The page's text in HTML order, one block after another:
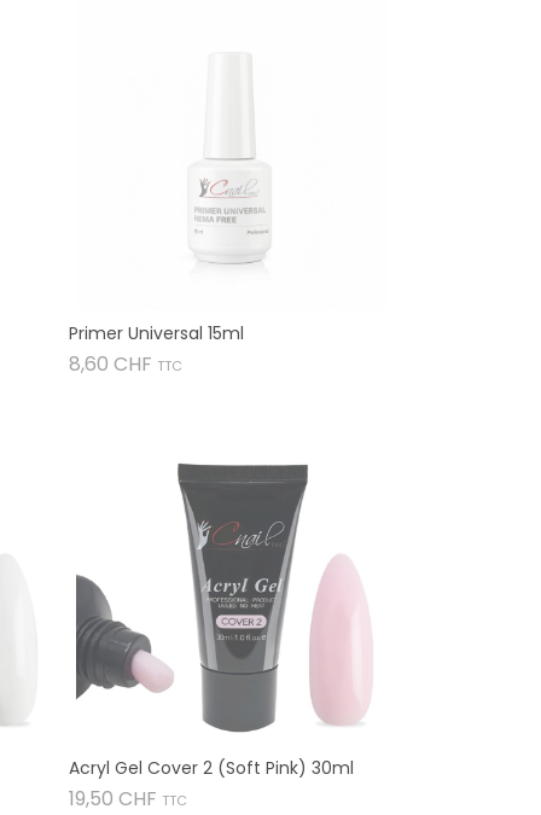
Primer Universal 15ml
8,60 CHF Preis
TTC
Acryl Gel Cover 2 (Soft Pink) 30ml
19,50 CHF Preis
TTC